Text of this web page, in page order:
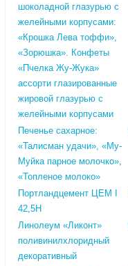
шоколадной глазурью с
желейными корпусами:
«Крошка Лева тоффи»,
«Зорюшка». Конфеты
«Пчелка Жу-Жука»
ассорти глазированные
жировой глазурью с
желейными корпусами
Печенье сахарное:
«Талисман удачи», «Му-
Муйка парное молочко»,
«Топленое молоко»
Портландцемент ЦЕМ I
42,5Н
Линолеум «Ликонт»
поливинилхлоридный
декоративный